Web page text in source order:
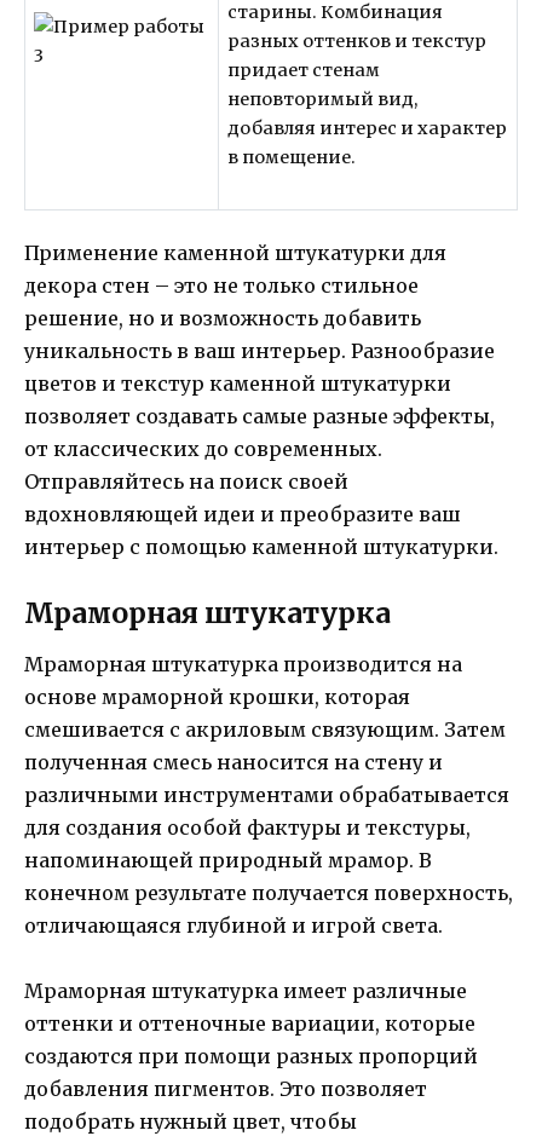
старины. Комбинация
разных оттенков и текстур
придает стенам
неповторимый вид,
добавляя интерес и характер
в помещение.
Применение каменной штукатурки для
декора стен – это не только стильное
решение, но и возможность добавить
уникальность в ваш интерьер. Разнообразие
цветов и текстур каменной штукатурки
позволяет создавать самые разные эффекты,
от классических до современных.
Отправляйтесь на поиск своей
вдохновляющей идеи и преобразите ваш
интерьер с помощью каменной штукатурки.
Мраморная штукатурка
Мраморная штукатурка производится на
основе мраморной крошки, которая
смешивается с акриловым связующим. Затем
полученная смесь наносится на стену и
различными инструментами обрабатывается
для создания особой фактуры и текстуры,
напоминающей природный мрамор. В
конечном результате получается поверхность,
отличающаяся глубиной и игрой света.
Мраморная штукатурка имеет различные
оттенки и оттеночные вариации, которые
создаются при помощи разных пропорций
добавления пигментов. Это позволяет
подобрать нужный цвет, чтобы